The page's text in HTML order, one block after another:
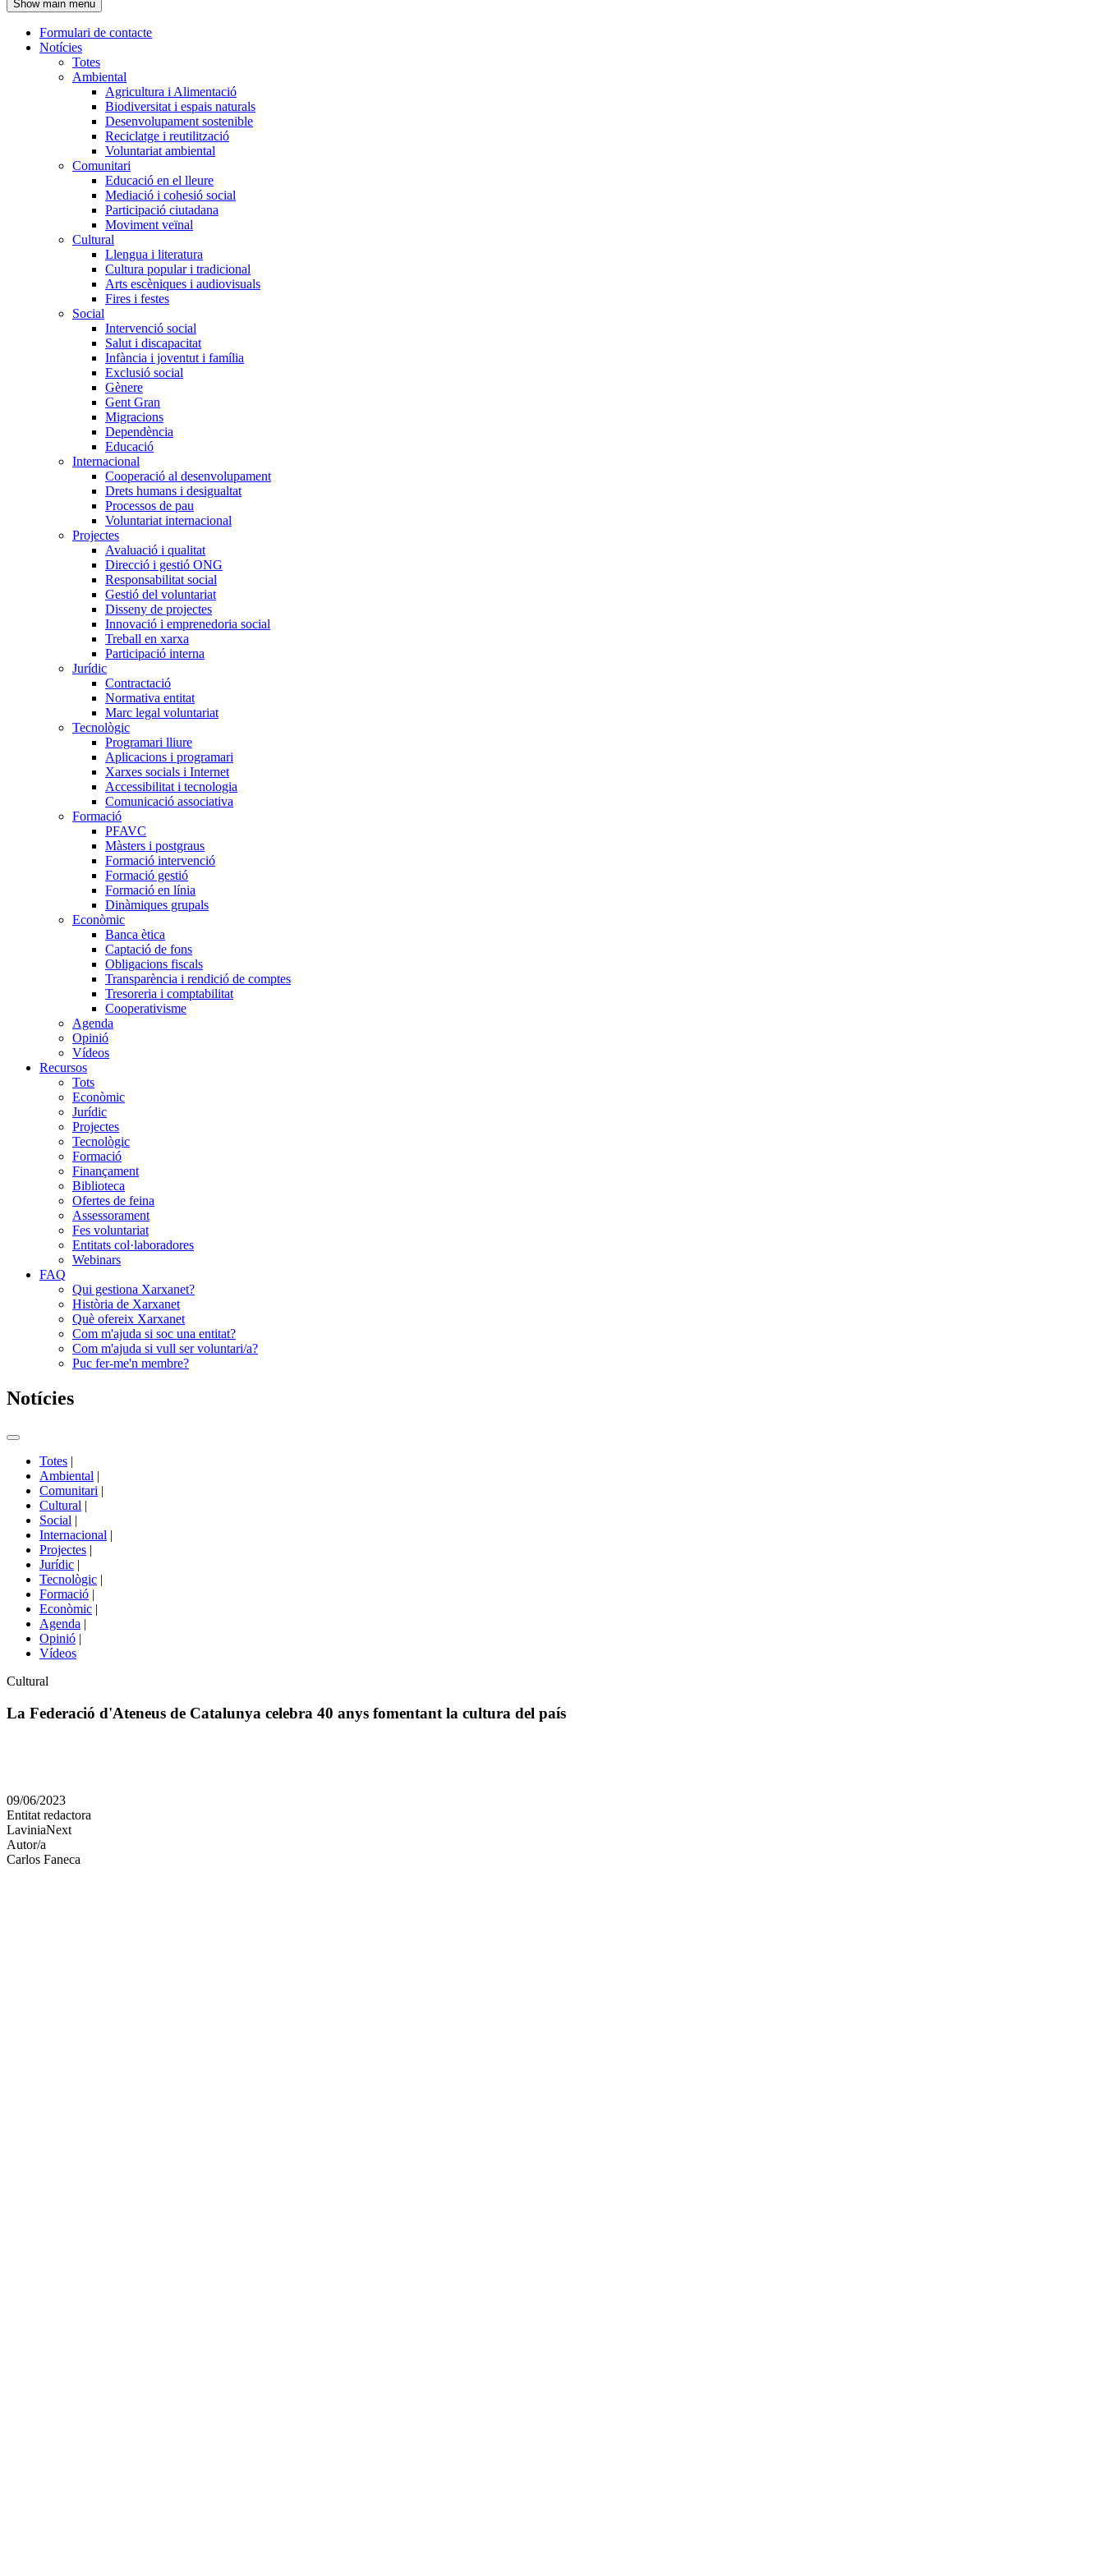
l'encapçalament
Show main menu
Navegació
principal
Formulari de contacte
Notícies
Totes
Ambiental
Agricultura i Alimentació
Biodiversitat i espais naturals
Desenvolupament sostenible
Reciclatge i reutilització
Voluntariat ambiental
Comunitari
Educació en el lleure
Mediació i cohesió social
Participació ciutadana
Moviment veïnal
Cultural
Llengua i literatura
Cultura popular i tradicional
Arts escèniques i audiovisuals
Fires i festes
Social
Intervenció social
Salut i discapacitat
Infància i joventut i família
Exclusió social
Gènere
Gent Gran
Migracions
Dependència
Educació
Internacional
Cooperació al desenvolupament
Drets humans i desigualtat
Processos de pau
Voluntariat internacional
Projectes
Avaluació i qualitat
Direcció i gestió ONG
Responsabilitat social
Gestió del voluntariat
Disseny de projectes
Innovació i emprenedoria social
Treball en xarxa
Participació interna
Jurídic
Contractació
Normativa entitat
Marc legal voluntariat
Tecnològic
Programari lliure
Aplicacions i programari
Xarxes socials i Internet
Accessibilitat i tecnologia
Comunicació associativa
Formació
PFAVC
Màsters i postgraus
Formació intervenció
Formació gestió
Formació en línia
Dinàmiques grupals
Econòmic
Banca ètica
Captació de fons
Obligacions fiscals
Transparència i rendició de comptes
Tresoreria i comptabilitat
Cooperativisme
Agenda
Opinió
Vídeos
Recursos
Tots
Econòmic
Jurídic
Projectes
Tecnològic
Formació
Finançament
Biblioteca
Ofertes de feina
Assessorament
Fes voluntariat
Entitats col·laboradores
Webinars
FAQ
Qui gestiona Xarxanet?
Història de Xarxanet
Què ofereix Xarxanet
Com m'ajuda si soc una entitat?
Com m'ajuda si vull ser voluntari/a?
Puc fer-me'n membre?
Notícies
Commutador
portals
Totes |
Ambiental |
Comunitari |
Cultural |
Social |
Internacional |
Projectes |
Jurídic |
Tecnològic |
Formació |
Econòmic |
Agenda |
Opinió |
Vídeos
Àmbit
la
Cultural
La Federació d'Ateneus de Catalunya celebra 40 anys fomentant la cultura del país
en
altres
xarxes
socials
09/06/2023
Entitat redactora
LaviniaNext
Autor/a
Carlos Faneca